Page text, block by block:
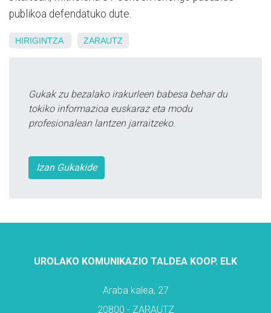
publikoa defendatuko dute.
HIRIGINTZA ZARAUTZ
Gukak zu bezalako irakurleen babesa behar du
tokiko informazioa euskaraz eta modu
profesionalean lantzen jarraitzeko.
Izan Gukakide
UROLAKO KOMUNIKAZIO TALDEA KOOP. ELK
Araba kalea, 27
20800 - ZARAUTZ